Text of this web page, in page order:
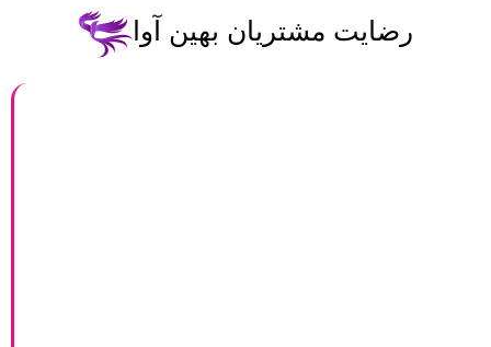
رضایت مشتریان بهین آوا